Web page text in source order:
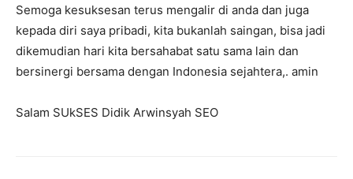
Semoga kesuksesan terus mengalir di anda dan juga
kepada diri saya pribadi, kita bukanlah saingan, bisa jadi
dikemudian hari kita bersahabat satu sama lain dan
bersinergi bersama dengan Indonesia sejahtera,. amin
Salam SUkSES Didik Arwinsyah SEO